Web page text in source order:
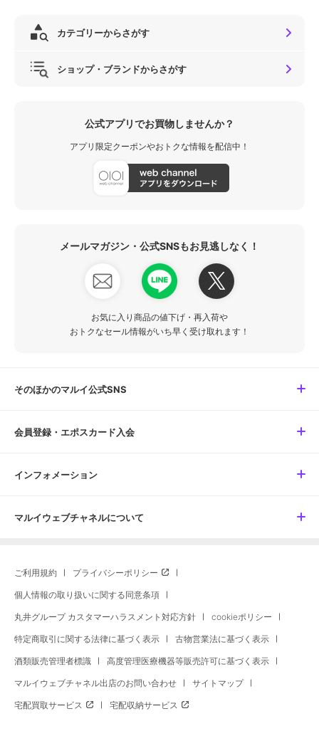
カテゴリーからさがす
ショップ・ブランドからさがす
公式アプリでお買物しませんか？
アプリ限定クーポンやおトクな情報を配信中！
メールマガジン・公式SNSもお見逃しなく！
お気に入り商品の値下げ・再入荷や
おトクなセール情報がいち早く受け取れます！
そのほかのマルイ公式SNS
会員登録・エポスカード入会
インフォメーション
マルイウェブチャネルについて
ご利用規約 プライバシーポリシー
個人情報の取り扱いに関する同意条項
丸井グループ カスタマーハラスメント対応方針 cookieポリシー
特定商取引に関する法律に基づく表示 古物営業法に基づく表示
酒類販売管理者標識 高度管理医療機器等販売許可に基づく表示
マルイウェブチャネル出店のお問い合わせ サイトマップ
宅配買取サービス 宅配収納サービス